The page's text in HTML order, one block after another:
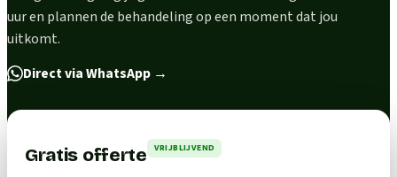
uur en plannen de behandeling op een moment dat jou
uitkomt.
Direct via WhatsApp →
Gratis offerte VRIJBLIJVEND